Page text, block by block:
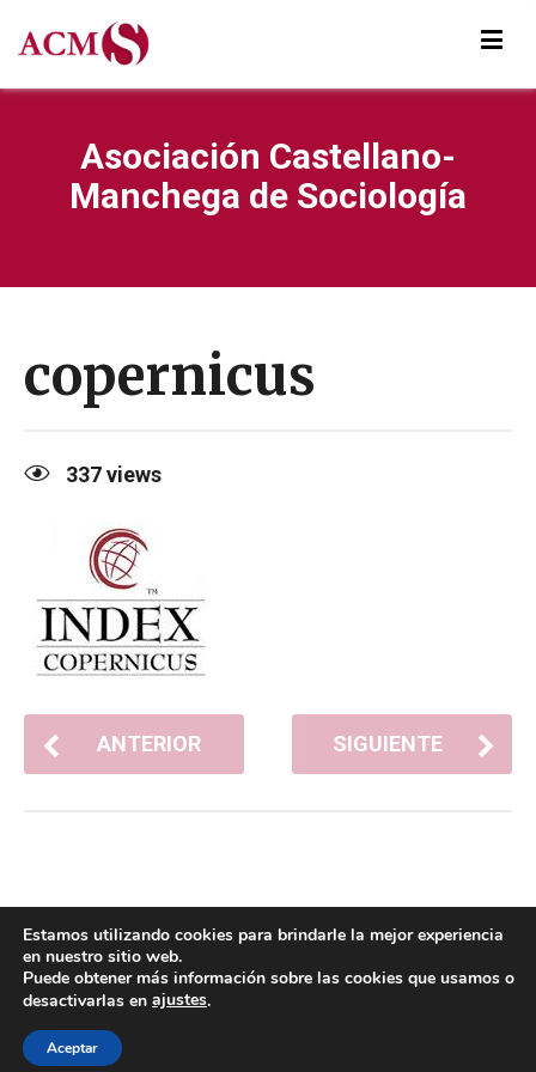
Asociación Castellano-
Manchega de Sociología
copernicus
337views
ANTERIOR SIGUIENTE
POLÍTICA DE COOKIES POLÍTICA DE PRIVACIDAD
© 2026 ACMS.
Estamos utilizando cookies para brindarle la mejor experiencia
en nuestro sitio web.
Puede obtener más información sobre las cookies que usamos o
desactivarlas en ajustes.
Aceptar